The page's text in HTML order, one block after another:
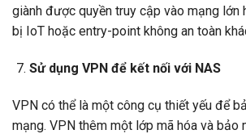
giành được quyền truy cập vào mạng lớn
bị IoT hoặc entry-point không an toàn
Sử dụng VPN để kết nối với NAS
VPN có thể là một công cụ thiết yếu để
mạng. VPN thêm một lớp mã hóa và bảo